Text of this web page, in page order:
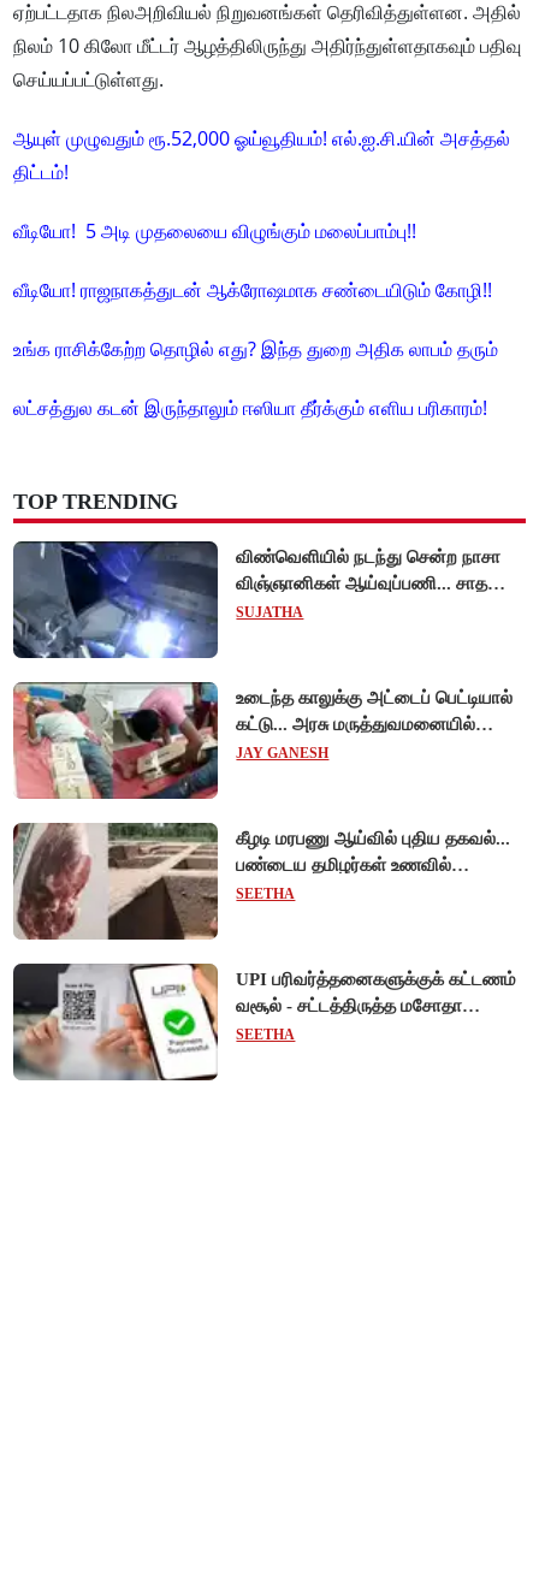
ஏற்பட்டதாக நிலஅறிவியல் நிறுவனங்கள் தெரிவித்துள்ளன. அதில்
நிலம் 10 கிலோ மீட்டர் ஆழத்திலிருந்து அதிர்ந்துள்ளதாகவும் பதிவு
செய்யப்பட்டுள்ளது.
ஆயுள் முழுவதும் ரூ.52,000 ஓய்வூதியம்! எல்.ஐ.சி.யின் அசத்தல்
திட்டம்!
வீடியோ! 5 அடி முதலையை விழுங்கும் மலைப்பாம்பு!!
வீடியோ! ராஜநாகத்துடன் ஆக்ரோஷமாக சண்டையிடும் கோழி!!
உங்க ராசிக்கேற்ற தொழில் எது? இந்த துறை அதிக லாபம் தரும்
லட்சத்துல கடன் இருந்தாலும் ஈஸியா தீர்க்கும் எளிய பரிகாரம்!
TOP TRENDING
விண்வெளியில் நடந்து சென்ற நாசா
விஞ்ஞானிகள் ஆய்வுப்பணி... சாதனை
!
SUJATHA
உடைந்த காலுக்கு அட்டைப் பெட்டியால்
கட்டு... அரசு மருத்துவமனையில்
விநோத சிகிச்சை... அதிர்ச்சி வீடியோ!
JAY GANESH
கீழடி மரபணு ஆய்வில் புதிய தகவல்...
பண்டைய தமிழர்கள் உணவில்
அதிகளவு இறைச்சி பயன்பாடு!
SEETHA
UPI பரிவர்த்தனைகளுக்குக் கட்டணம்
வசூல் - சட்டத்திருத்த மசோதா
நிறைவேற்றம்!
SEETHA